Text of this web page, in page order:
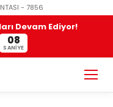
- 7856
Devam Ediyor!
07
SANIYE